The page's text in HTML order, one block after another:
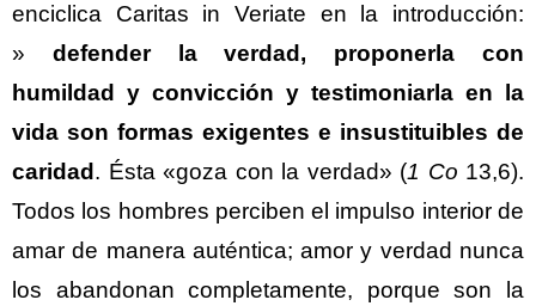
enciclica Caritas in Veriate en la introducción:
» defender la verdad, proponerla con
humildad y convicción y testimoniarla en la
vida son formas exigentes e insustituibles de
caridad . Ésta «goza con la verdad» (1 Co 13,6).
Todos los hombres perciben el impulso interior de
amar de manera auténtica; amor y verdad nunca
los abandonan completamente, porque son la